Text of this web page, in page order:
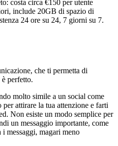
costa circa €150 per utente
include 20GB di spazio di
24 ore su 24, 7 giorni su 7.
che ti permetta di
perfetto.
molto simile a un social come
attirare la tua attenzione e farti
Non esiste un modo semplice per
un messaggio importante, come
messaggi, magari meno